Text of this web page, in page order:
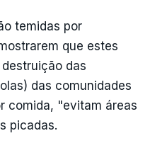
temidas por
que estes
das
das comunidades
comida, "evitam áreas
picadas.